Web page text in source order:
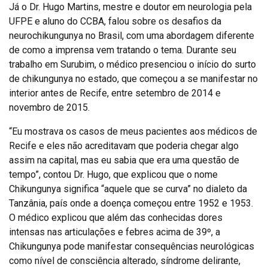
Já o Dr. Hugo Martins, mestre e doutor em neurologia pela
UFPE e aluno do CCBA, falou sobre os desafios da
neurochikungunya no Brasil, com uma abordagem diferente
de como a imprensa vem tratando o tema. Durante seu
trabalho em Surubim, o médico presenciou o início do surto
de chikungunya no estado, que começou a se manifestar no
interior antes de Recife, entre setembro de 2014 e
novembro de 2015.
“Eu mostrava os casos de meus pacientes aos médicos de
Recife e eles não acreditavam que poderia chegar algo
assim na capital, mas eu sabia que era uma questão de
tempo”, contou Dr. Hugo, que explicou que o nome
Chikungunya significa “aquele que se curva” no dialeto da
Tanzânia, país onde a doença começou entre 1952 e 1953.
O médico explicou que além das conhecidas dores
intensas nas articulações e febres acima de 39º, a
Chikungunya pode manifestar consequências neurológicas
como nível de consciência alterado, síndrome delirante,